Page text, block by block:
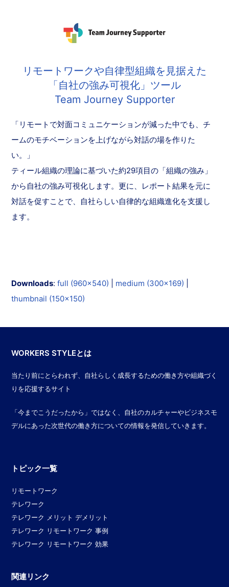
リモートワークや自律型組織を見据えた
「自社の強み可視化」ツール
Team Journey Supporter
「リモートで対面コミュニケーションが減った中でも、チ
ームのモチベーションを上げながら対話の場を作りた
い。」
ティール組織の理論に基づいた約29項目の「組織の強み」
から自社の強み可視化します。更に、レポート結果を元に
対話を促すことで、自社らしい自律的な組織進化を支援し
ます。
Downloads:full (960x540) medium (300x169)
thumbnail (150x150)
WORKERS STYLEとは
当たり前にとらわれず、自社らしく成長するための働き方や組織づく
りを応援するサイト
「今までこうだったから」ではなく、自社のカルチャーやビジネスモ
デルにあった次世代の働き方についての情報を発信していきます。
トピック一覧
リモートワーク
テレワーク
テレワーク メリット デメリット
テレワーク リモートワーク 事例
テレワーク リモートワーク 効果
関連リンク